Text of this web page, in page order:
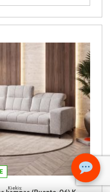
Kiekis: